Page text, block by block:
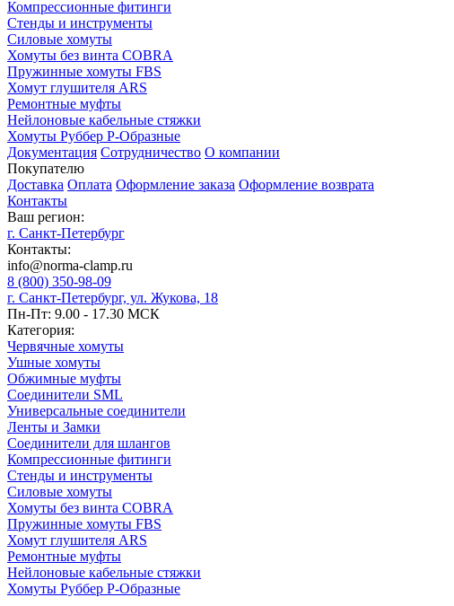
Компрессионные фитинги
Стенды и инструменты
Силовые хомуты
Хомуты без винта COBRA
Пружинные хомуты FBS
Хомут глушителя ARS
Ремонтные муфты
Нейлоновые кабельные стяжки
Хомуты Руббер Р-Образные
Документация Сотрудничество О компании
Покупателю
Доставка Оплата Оформление заказа Оформление возврата
Контакты
Ваш регион:
г. Санкт-Петербург
Контакты:
info@norma-clamp.ru
8 (800) 350-98-09
г. Санкт-Петербург, ул. Жукова, 18
Пн-Пт: 9.00 - 17.30 МСК
Категория:
Червячные хомуты
Ушные хомуты
Обжимные муфты
Соединители SML
Универсальные соединители
Ленты и Замки
Соединители для шлангов
Компрессионные фитинги
Стенды и инструменты
Силовые хомуты
Хомуты без винта COBRA
Пружинные хомуты FBS
Хомут глушителя ARS
Ремонтные муфты
Нейлоновые кабельные стяжки
Хомуты Руббер Р-Образные